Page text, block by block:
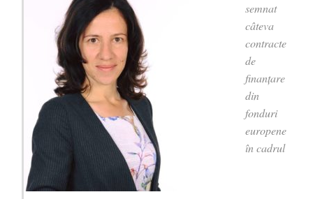
semnat
câteva
contracte
de
finanţare
din
fonduri
europene
în cadrul